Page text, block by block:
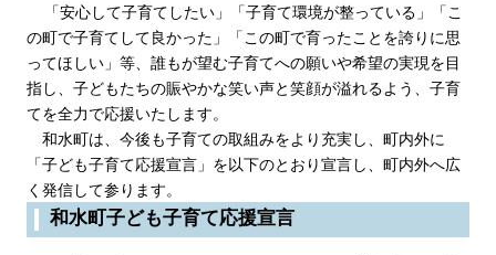
「安心して子育てしたい」「子育て環境が整っている」「こ
の町で子育てして良かった」「この町で育ったことを誇りに思
ってほしい」等、誰もが望む子育てへの願いや希望の実現を目
指し、子どもたちの賑やかな笑い声と笑顔が溢れるよう、子育
てを全力で応援いたします。
和水町は、今後も子育ての取組みをより充実し、町内外に
「子ども子育て応援宣言」を以下のとおり宣言し、町内外へ広
く発信して参ります。
和水町子ども子育て応援宣言